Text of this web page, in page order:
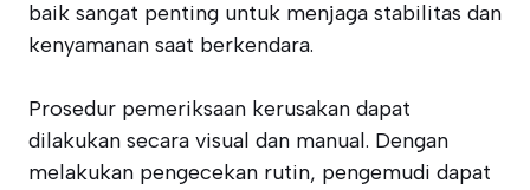
baik sangat penting untuk menjaga stabilitas dan
kenyamanan saat berkendara.
Prosedur pemeriksaan kerusakan dapat
dilakukan secara visual dan manual. Dengan
melakukan pengecekan rutin, pengemudi dapat